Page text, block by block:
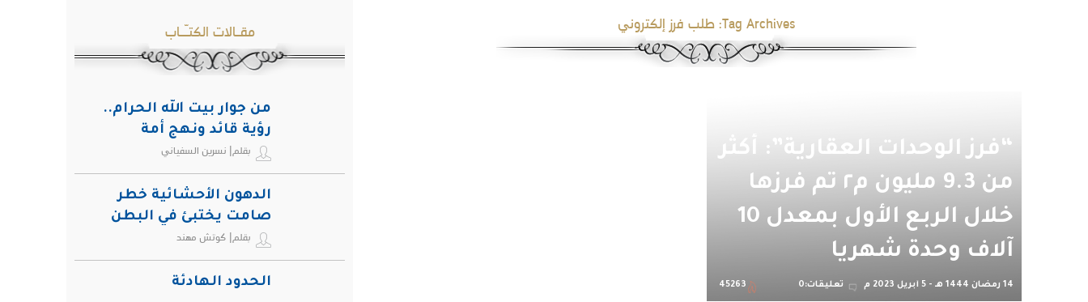
Tag Archives: طلب فرز إلكتروني
“فرز الوحدات العقارية”: أكثر
من 9.3 مليون م٢ تم فرزها
خلال الربع الأول بمعدل 10
آلاف وحدة شهريا
14 رمضان 1444 هـ - 5 أبريل 2023 م تعليقات:0 45263
مقـالات الكتـّـاب
من جوار بيت الله الحرام..
رؤية قائد ونهج أمة
بقلم| نسرين السفياني
الدهون الأحشائية خطر
صامت يختبئ في البطن
ويهدد صحة الإنسان
بقلم| كوتش مهند
الحدود الهادئة